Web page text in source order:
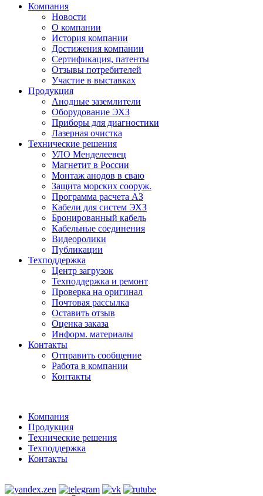
Компания
Новости
О компании
История компании
Достижения компании
Сертификация, патенты
Отзывы потребителей
Участие в выставках
Продукция
Анодные заземлители
Оборудование ЭХЗ
Приборы для диагностики
Лазерная очистка
Технические решения
УЛО Менделеевец
Магнетит в России
Монтаж анодов в сваю
Защита морских сооруж.
Программа расчета АЗ
Кабели для систем ЭХЗ
Бронированный кабель
Кабельные соединения
Видеоролики
Публикации
Техподдержка
Центр загрузок
Техподдержка и ремонт
Проверка на оригинал
Почтовая рассылка
Оставить отзыв
Оценка заказа
Информ. материалы
Контакты
Отправить сообщение
Работа в компании
Контакты
Компания
Продукция
Технические решения
Техподдержка
Контакты